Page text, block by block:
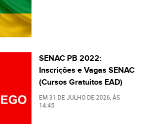
SENAC PB 2022:
Inscrições e Vagas SENAC
(Cursos Gratuitos EAD)
EM31 DE JULHO DE 2026 , ÀS
14:45